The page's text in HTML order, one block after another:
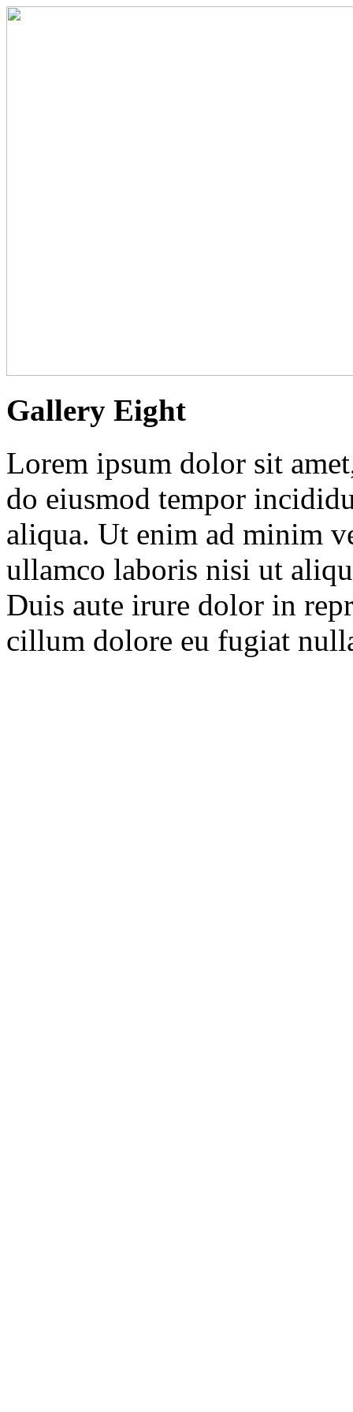
Gallery Eight
Lorem ipsum dolor sit
do eiusmod tempor
aliqua. Ut enim ad minim
ullamco laboris nisi ut
Duis aute irure dolor in
cillum dolore eu fugiat